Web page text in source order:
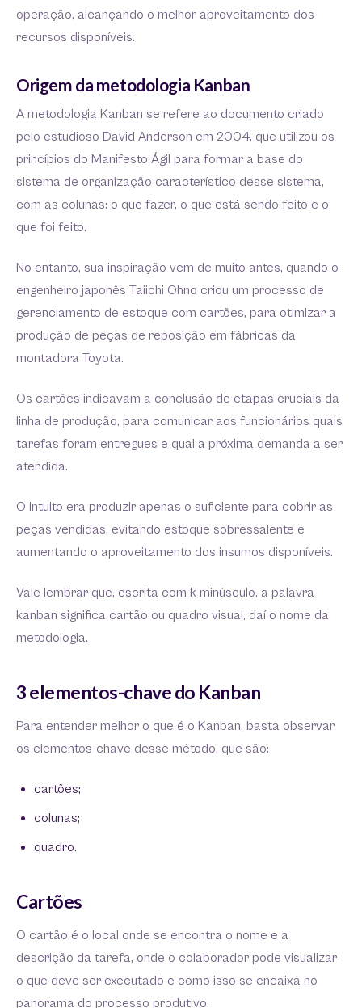
operação, alcançando o melhor aproveitamento dos
recursos disponíveis.
Origem da metodologia Kanban
A metodologia Kanban se refere ao documento criado
pelo estudioso David Anderson em 2004, que utilizou os
princípios do Manifesto Ágil para formar a base do
sistema de organização característico desse sistema,
com as colunas: o que fazer, o que está sendo feito e o
que foi feito.
No entanto, sua inspiração vem de muito antes, quando o
engenheiro japonês Taiichi Ohno criou um processo de
gerenciamento de estoque com cartões, para otimizar a
produção de peças de reposição em fábricas da
montadora Toyota.
Os cartões indicavam a conclusão de etapas cruciais da
linha de produção, para comunicar aos funcionários quais
tarefas foram entregues e qual a próxima demanda a ser
atendida.
O intuito era produzir apenas o suficiente para cobrir as
peças vendidas, evitando estoque sobressalente e
aumentando o aproveitamento dos insumos disponíveis.
Vale lembrar que, escrita com k minúsculo, a palavra
kanban significa cartão ou quadro visual, daí o nome da
metodologia.
3 elementos-chave do Kanban
Para entender melhor o que é o Kanban, basta observar
os elementos-chave desse método, que são:
cartões;
colunas;
quadro.
Cartões
O cartão é o local onde se encontra o nome e a
descrição da tarefa, onde o colaborador pode visualizar
o que deve ser executado e como isso se encaixa no
panorama do processo produtivo.